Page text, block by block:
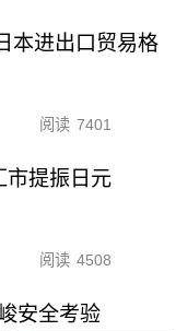
本进出口贸易格
阅读 7401
市提振日元
阅读 4508
安全考验